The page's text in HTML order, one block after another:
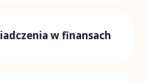
w finansach